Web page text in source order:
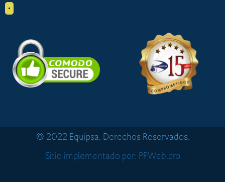
•
© 2022 Equipsa. Derechos Reservados.
Sitio implementado por: PPWeb.pro